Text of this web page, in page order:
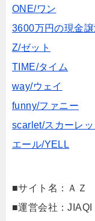
ONE/ワン
3600万円の現金譲
Z/ゼット
TIME/タイム
way/ウェイ
funny/ファニー
scarlet/スカーレッ
エール/YELL
■サイト名：ＡＺ
■運営会社：